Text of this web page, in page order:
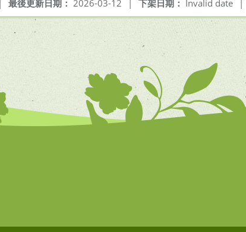
下架日期： Invalid date |
最後更新日期： 2026-03-12 |
|